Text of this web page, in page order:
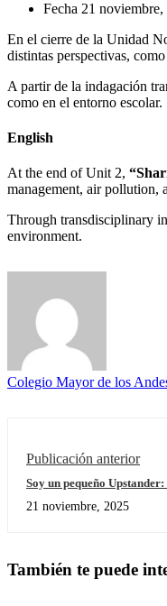
Fecha 21 noviembre,
En el cierre de la Unidad
distintas perspectivas,
A partir de la indagación
como en el entorno escolar.
English
At the end of Unit 2,
management, air pollution,
Through transdisciplinary
environment.
Colegio Mayor de los
Publicación anterior
Soy un pequeño
21 noviembre, 2025
También te puede